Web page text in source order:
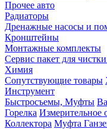
Прочее авто
Радиаторы
Дренажные насосы и
Кронштейны
Монтажные комплекты
Сервис пакет для
Химия
Сопутствующие товары
Инструмент
Быстросъемы, Муфты
Горелка Измерительное
Коллектора Муфта